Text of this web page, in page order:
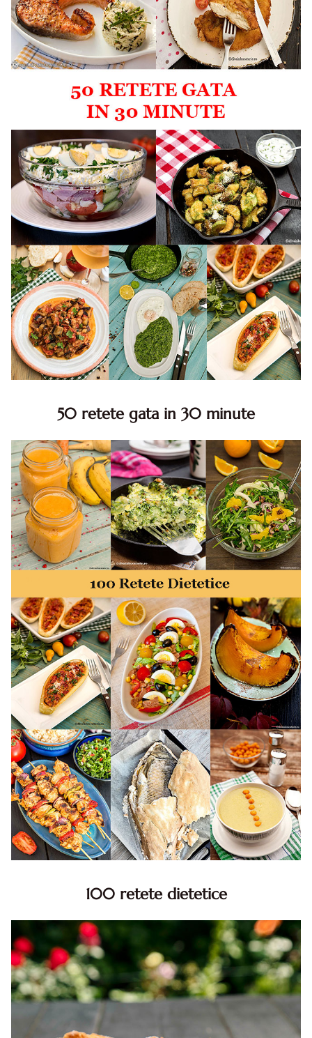
50 retete gata in 30 minute
minute. Retete rapide. Retete rapide de mancare. Idei
retete mancare rapid
100 retete dietetice
dietetice. Idei retete dietetice. 100 Retete mancare
pentru dieta.